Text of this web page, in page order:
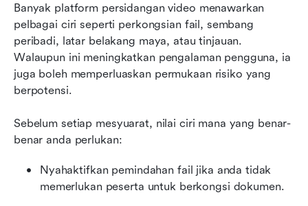
Banyak platform persidangan video menawarkan
pelbagai ciri seperti perkongsian fail, sembang
peribadi, latar belakang maya, atau tinjauan.
Walaupun ini meningkatkan pengalaman pengguna, ia
juga boleh memperluaskan permukaan risiko yang
berpotensi.
Sebelum setiap mesyuarat, nilai ciri mana yang benar-
benar anda perlukan:
Nyahaktifkan pemindahan fail jika anda tidak
memerlukan peserta untuk berkongsi dokumen.